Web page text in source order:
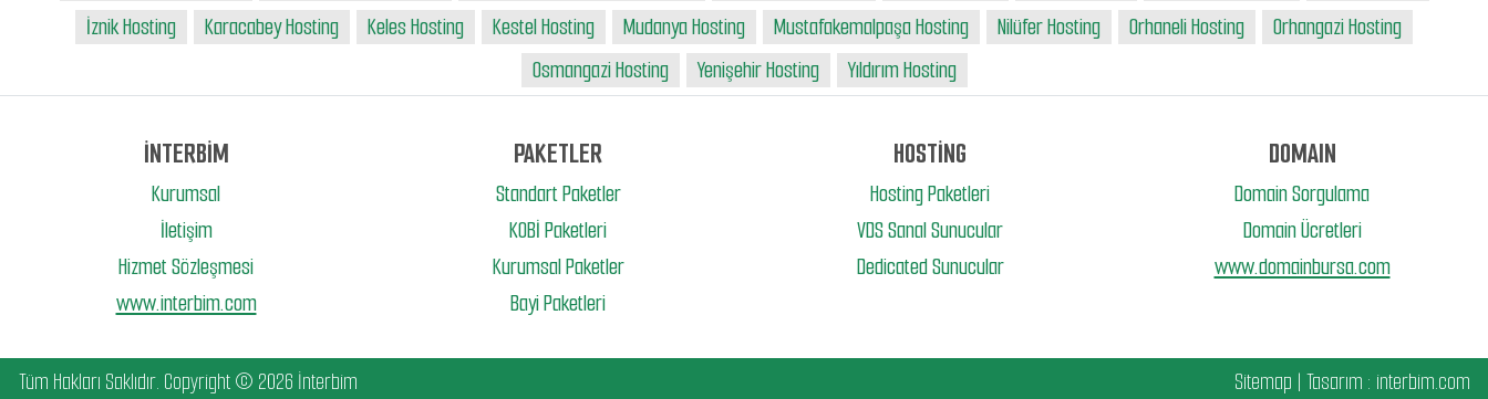
İznik Hosting
Karacabey Hosting Keles Hosting Kestel Hosting Mudanya Hosting Mustafakemalpaşa Hosting Nilüfer Hosting Orhaneli Hosting
Orhangazi Hosting
Osmangazi Hosting
Yenişehir Hosting Yıldırım Hosting
İNTERBİM
Kurumsal
İletişim
Hizmet Sözleşmesi
www.interbim.com
PAKETLER
Standart Paketler
KOBİ Paketleri
Kurumsal Paketler
Bayi Paketleri
HOSTİNG
Hosting Paketleri
VDS Sanal Sunucular
Dedicated Sunucular
DOMAIN
Domain Sorgulama
Domain Ücretleri
www.domainbursa.com
Tüm Hakları Saklıdır. Copyright © 2026 İnterbim Sitemap | Tasarım : interbim.com